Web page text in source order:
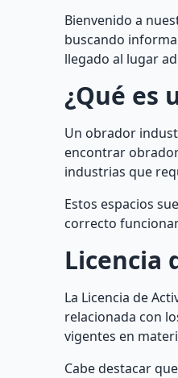
Bienvenido a
buscando
llegado al lugar
¿Qué es
Un obrador
encontrar
industrias que
Estos espacios
correcto
Licencia
La Licencia de
relacionada con
vigentes en
Cabe destacar